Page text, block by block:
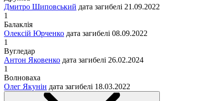
Дмитро Шиповський дата загибелі 21.09.2022
1
Балаклія
Олексій Юрченко дата загибелі 08.09.2022
1
Вугледар
Антон Яковенко дата загибелі 26.02.2024
1
Волноваха
Олег Якунін дата загибелі 18.03.2022